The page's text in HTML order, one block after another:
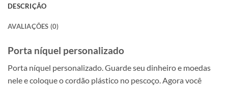
DESCRIÇÃO
AVALIAÇÕES (0)
Porta níquel personalizado
Porta níquel personalizado. Guarde seu dinheiro e moedas
nele e coloque o cordão plástico no pescoço. Agora você